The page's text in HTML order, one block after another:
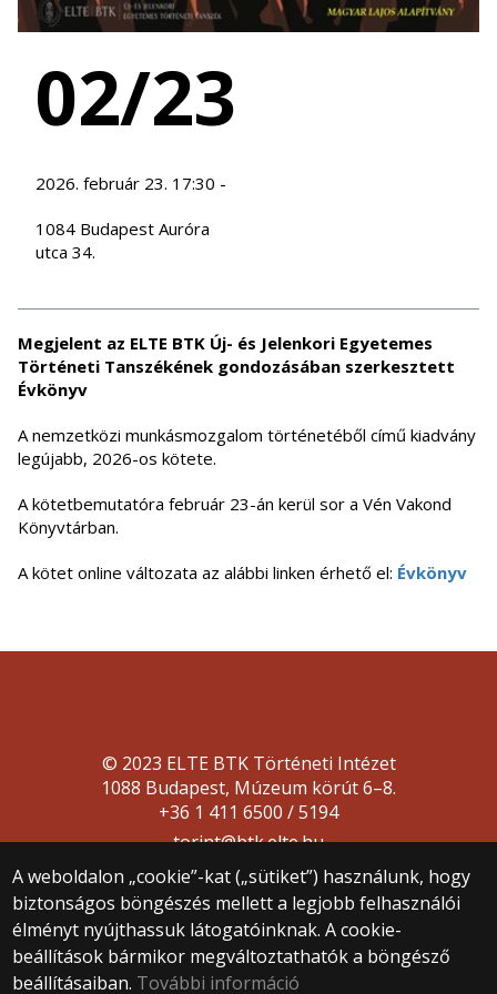
02/23
2026. február 23. 17:30 -
1084 Budapest Auróra
utca 34.
Megjelent az ELTE BTK Új- és Jelenkori Egyetemes
Történeti Tanszékének gondozásában szerkesztett
Évkönyv
A nemzetközi munkásmozgalom történetéből című kiadvány
legújabb, 2026-os kötete.
A kötetbemutatóra február 23-án kerül sor a Vén Vakond
Könyvtárban.
A kötet online változata az alábbi linken érhető el: Évkönyv
A weboldalon „cookie”-kat („sütiket”) használunk, hogy
biztonságos böngészés mellett a legjobb felhasználói
élményt nyújthassuk látogatóinknak. A cookie-
beállítások bármikor megváltoztathatók a böngésző
beállításaiban. További információ
© 2023 ELTE BTK Történeti Intézet
1088 Budapest, Múzeum körút 6–8.
+36 1 411 6500 / 5194
torint@btk.elte.hu